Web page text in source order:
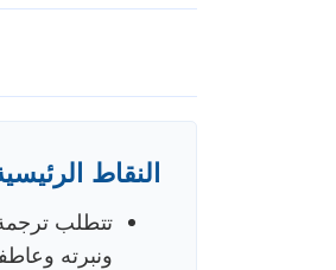
النقاط
تتطلب
ونبرته